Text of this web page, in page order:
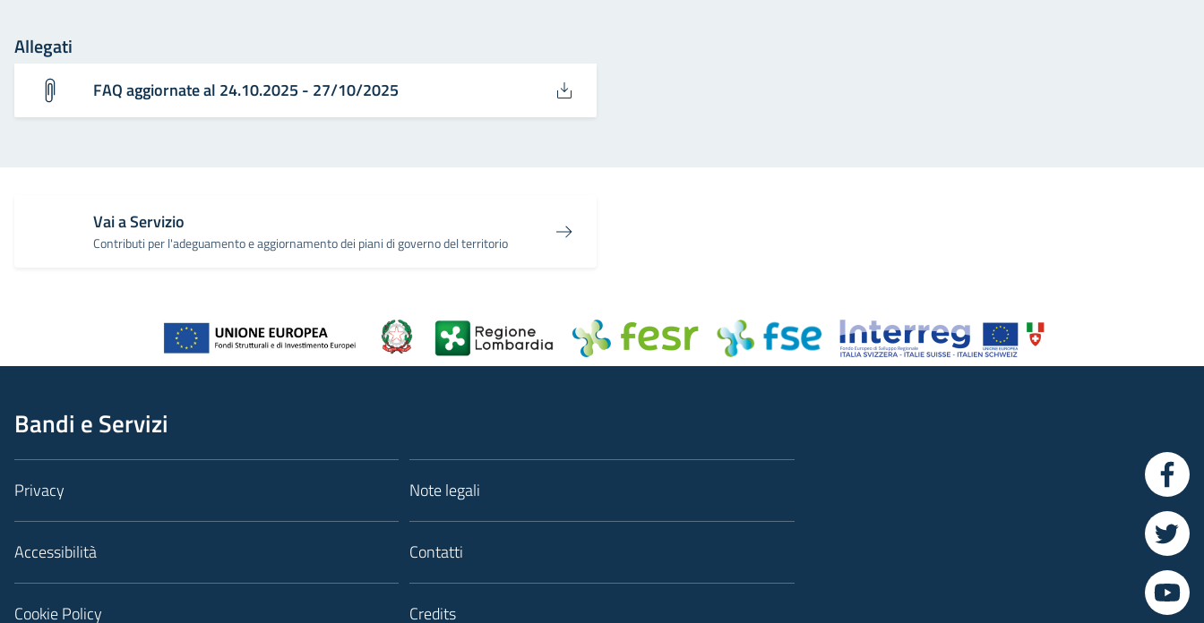
Allegati
FAQ aggiornate al 24.10.2025 - 27/10/2025
Vai a Servizio
Contributi per l'adeguamento e aggiornamento dei piani di governo del territorio
Bandi e Servizi
Privacy
Accessibilità
Cookie Policy
Note legali
Contatti
Credits